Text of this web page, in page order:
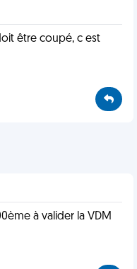
être coupé, c est
à valider la VDM